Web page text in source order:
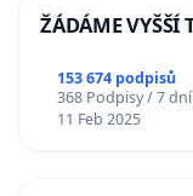
ŽÁDÁME VYŠŠÍ
153 674 podpisů
368 Podpisy / 7 dní
11 Feb 2025